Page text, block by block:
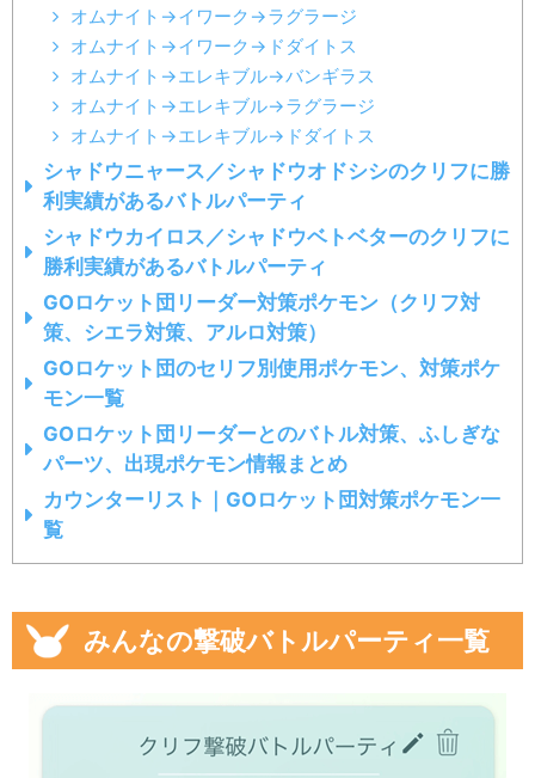
オムナイト→イワーク→ラグラージ
オムナイト→イワーク→ドダイトス
オムナイト→エレキブル→バンギラス
オムナイト→エレキブル→ラグラージ
オムナイト→エレキブル→ドダイトス
シャドウニャース／シャドウオドシシのクリフに勝
利実績があるバトルパーティ
シャドウカイロス／シャドウベトベターのクリフに
勝利実績があるバトルパーティ
GOロケット団リーダー対策ポケモン（クリフ対
策、シエラ対策、アルロ対策）
GOロケット団のセリフ別使用ポケモン、対策ポケ
モン一覧
GOロケット団リーダーとのバトル対策、ふしぎな
パーツ、出現ポケモン情報まとめ
カウンターリスト｜GOロケット団対策ポケモン一
覧
みんなの撃破バトルパーティ一覧